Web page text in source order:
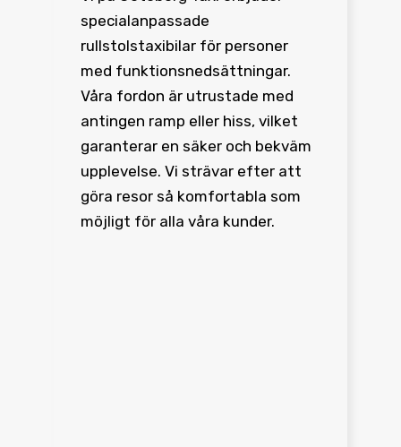
specialanpassade
rullstolstaxibilar för personer
med funktionsnedsättningar.
Våra fordon är utrustade med
antingen ramp eller hiss, vilket
garanterar en säker och bekväm
upplevelse. Vi strävar efter att
göra resor så komfortabla som
möjligt för alla våra kunder.